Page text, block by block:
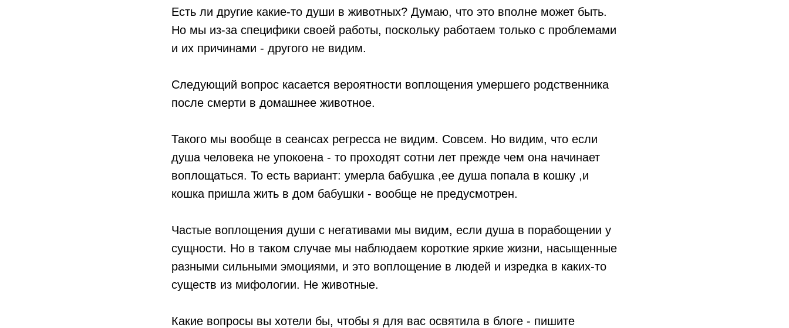
Есть ли другие какие-то души в животных? Думаю, что это вполне может быть.
Но мы из-за специфики своей работы, поскольку работаем только с проблемами
и их причинами - другого не видим.
Следующий вопрос касается вероятности воплощения умершего родственника
после смерти в домашнее животное.
Такого мы вообще в сеансах регресса не видим. Совсем. Но видим, что если
душа человека не упокоена - то проходят сотни лет прежде чем она начинает
воплощаться. То есть вариант: умерла бабушка ,ее душа попала в кошку ,и
кошка пришла жить в дом бабушки - вообще не предусмотрен.
Частые воплощения души с негативами мы видим, если душа в порабощении у
сущности. Но в таком случае мы наблюдаем короткие яркие жизни, насыщенные
разными сильными эмоциями, и это воплощение в людей и изредка в каких-то
существ из мифологии. Не животные.
Какие вопросы вы хотели бы, чтобы я для вас освятила в блоге - пишите